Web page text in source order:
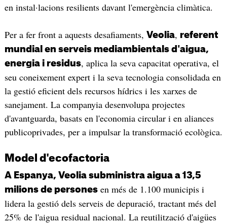
en instal·lacions resilients davant l'emergència climàtica.
Per a fer front a aquests desafiaments, Veolia, referent
mundial en serveis mediambientals d'aigua,
energia i residus, aplica la seva capacitat operativa, el
seu coneixement expert i la seva tecnologia consolidada en
la gestió eficient dels recursos hídrics i les xarxes de
sanejament. La companyia desenvolupa projectes
d'avantguarda, basats en l'economia circular i en aliances
publicoprivades, per a impulsar la transformació ecològica.
Model d'ecofactoria
A Espanya, Veolia subministra aigua a 13,5
milions de personesen més de 1.100 municipis i
lidera la gestió dels serveis de depuració, tractant més del
25% de l'aigua residual nacional. La reutilització d'aigües